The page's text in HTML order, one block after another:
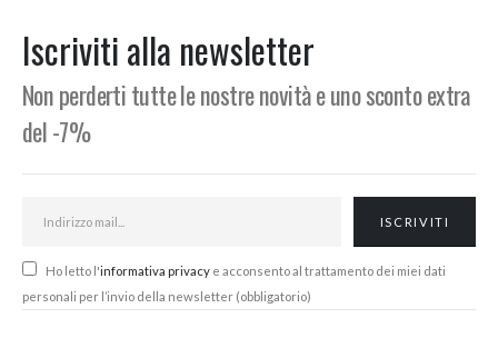
Iscriviti alla newsletter
Non perderti tutte le nostre novità e uno sconto extra
del -7%
Ho letto l'informativa privacy e acconsento al trattamento dei miei dati
personali per l’invio della newsletter (obbligatorio)